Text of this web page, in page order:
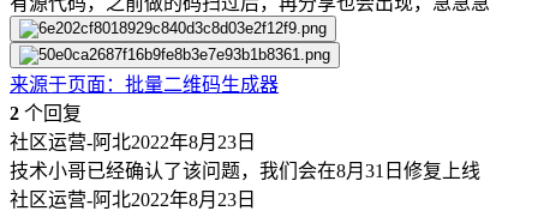
来源于页面 ： 批量二维码生成器
2 个回复
社区运营-阿北2022年8月23日
技术小哥已经确认了该问题，我们会在8月31日修复上线
社区运营-阿北2022年8月23日